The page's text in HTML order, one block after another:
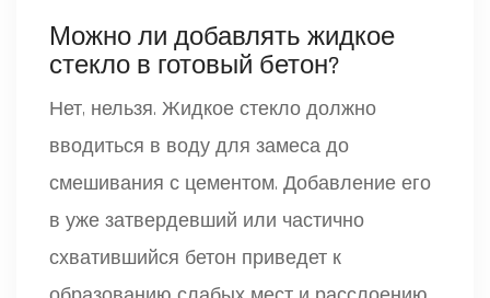
Можно ли добавлять жидкое
стекло в готовый бетон?
Нет, нельзя. Жидкое стекло должно
вводиться в воду для замеса до
смешивания с цементом. Добавление его
в уже затвердевший или частично
схватившийся бетон приведет к